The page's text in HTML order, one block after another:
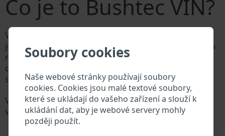
Soubory cookies
Naše webové stránky používají soubory
cookies. Cookies jsou malé textové soubory,
které se ukládají do vašeho zařízení a slouží k
ukládání dat, aby je webové servery mohly
později použít.
Co je to Bushtec VIN?
Výrobce vozů Bushtec přiděluje každému vozidlu
jedinečné identifikační číslo zvané Vehicle Identification
number (VIN). VIN se skládá ze znaků a čísel o celkové
délce 17 znaků, do kterých ze zakódovaná základní
specifikaci vozidla.
Všechny databáze v automobilovém průmyslu
vyhledávají prostřednictvím VIN:
Databáze výrobce Bushtec